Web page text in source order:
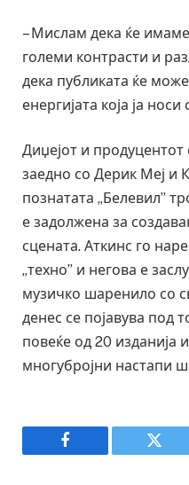
– Мислам дека ќе
големи контрасти и
дека публиката ќе
енергијата која ја
Диџејот и продуцентот
заедно со Дерик Меј и
познатата „Белевил”
е задолжена за
сцената. Аткинс го
„техно” и негова е
музичко шаренило со
денес се појавува под
повеќе од 20 изданија
многубројни настапи
Facebook